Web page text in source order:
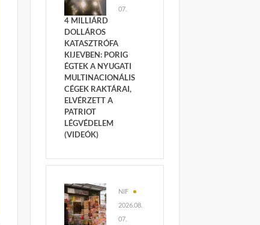
07.
4 MILLIÁRD
DOLLÁROS
KATASZTRÓFA
KIJEVBEN: PORIG
ÉGTEK A NYUGATI
MULTINACIONÁLIS
CÉGEK RAKTÁRAI,
ELVÉRZETT A
PATRIOT
LÉGVÉDELEM
(VIDEÓK)
NIF
2026.08.
07.